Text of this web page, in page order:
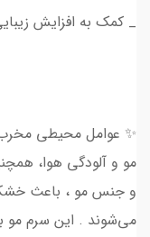
_ کمک به افزایش
✨ عوامل محیطی مخرب
مو و آلودگی هوا،
و جنس مو ، باعث
می‌شوند . این سرم مو